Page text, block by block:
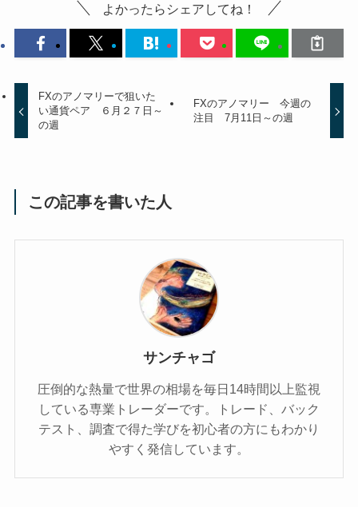
よかったらシェアしてね！
FXのアノマリーで狙いた
い通貨ペア ６月２７日～
の週
FXのアノマリー 今週の
注目 7月11日～の週
この記事を書いた人
サンチャゴ
圧倒的な熱量で世界の相場を毎日14時間以上監視
している専業トレーダーです。トレード、バック
テスト、調査で得た学びを初心者の方にもわかり
やすく発信しています。